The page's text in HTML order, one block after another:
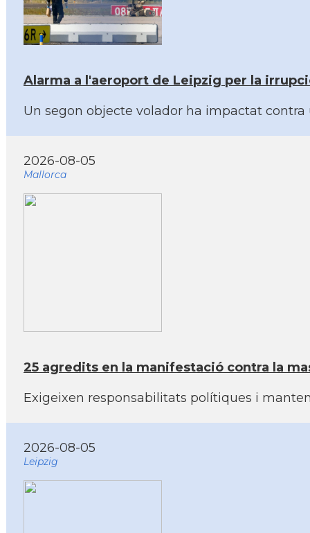
Alarma a l'aeroport de Leipzig per la
Un segon objecte volador ha impactat
2026-08-05
Mallorca
25 agredits en la manifestació contra la
Exigeixen responsabilitats polítiques i
2026-08-05
Leipzig